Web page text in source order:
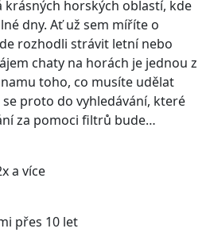
krásných horských oblastí, kde
dny. Ať už sem míříte o
rozhodli strávit letní nebo
chaty na horách je jednou z
toho, co musíte udělat
proto do vyhledávání, které
za pomoci filtrů bude…
a více
přes 10 let